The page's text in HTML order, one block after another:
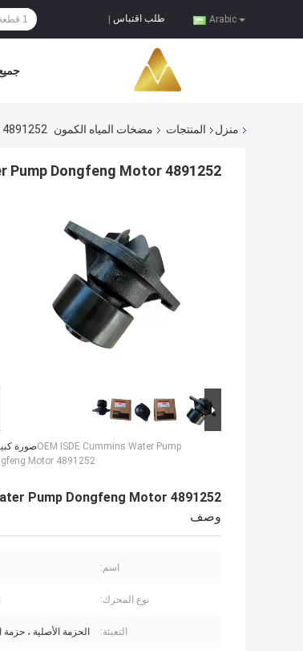
Arabic طلب اقتباس
منزل المنتجات مضخات المياه الكمون 4891252
Pump Dongfeng Motor 4891252
صورةOEM ISDE Cummins Water Pump
Motor 4891252
Pump Dongfeng Motor 4891252
وصف
اسم:
نوع المحرك:
التعبئة: الحزمة الأصلية ، حزمة